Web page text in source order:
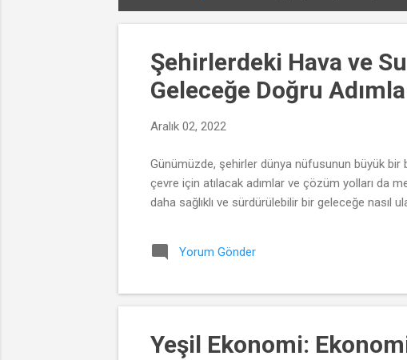
a
Şehirlerdeki Hava ve
Geleceğe Doğru
Aralık 02, 2022
Günümüzde, şehirler dünya nüfusunun büyük bir
çevre için atılacak adımlar ve çözüm yolları da
daha sağlıklı ve sürdürülebilir bir geleceğe nasıl
Yorum Gönder
Yeşil Ekonomi: